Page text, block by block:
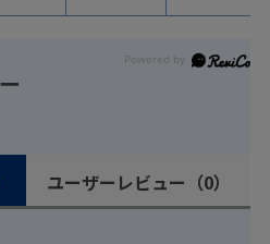
ユーザーレビュー （0）